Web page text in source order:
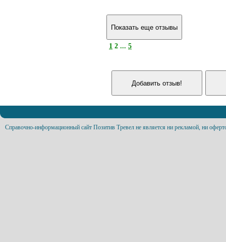
1 2 ... 5
Справочно-информационный сайт Позитив Тревел не является ни рекламой, ни